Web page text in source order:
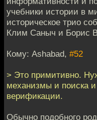
учебники истории в
историческое трио
Клим Саныч и Борис
Кому: Ashabad, #52
> Это примитивно.
механизмы и поиска
верификации.
Обычно подобного